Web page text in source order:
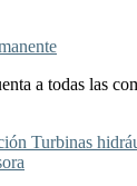
a todas las
Turbinas